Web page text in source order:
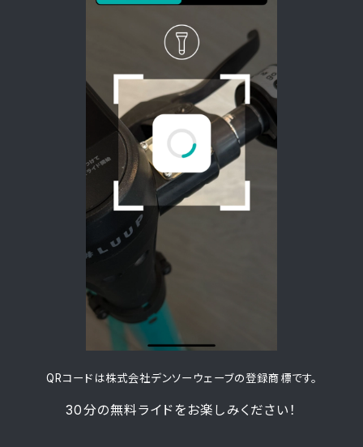
QRコードは株式会社デンソーウェーブの登録商標です。
30分の無料ライドをお楽しみください！